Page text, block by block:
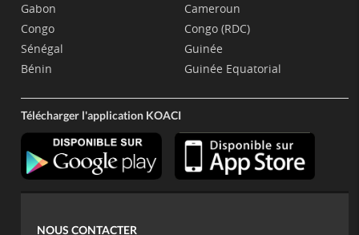
Gabon
Congo
Sénégal
Bénin
Cameroun
Congo (RDC)
Guinée
Guinée Equatorial
Télécharger l'application KOACI
NOUS CONTACTER